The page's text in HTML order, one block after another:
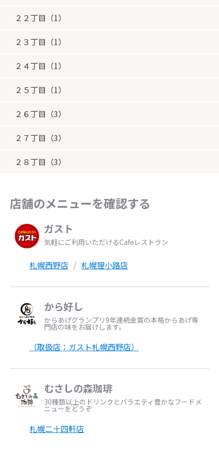
２２丁目（1）
２３丁目（1）
２４丁目（1）
２５丁目（1）
２６丁目（3）
２７丁目（3）
２８丁目（3）
店舗のメニューを確認する
ガスト
気軽にご利用いただけるCafeレストラン
札幌西野店 札幌狸小路店
から好し
からあげグランプリ9年連続金賞の本格からあげ専
門店の味をお届けします。
（取扱店：ガスト札幌西野店）
むさしの森珈琲
30種類以上のドリンクとバラエティ豊かなフードメ
ニューをどうぞ
札幌二十四軒店